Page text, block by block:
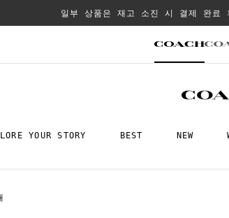
일부 상품은 재고 소진 시 결제 완료
YOUR STORY BEST NEW